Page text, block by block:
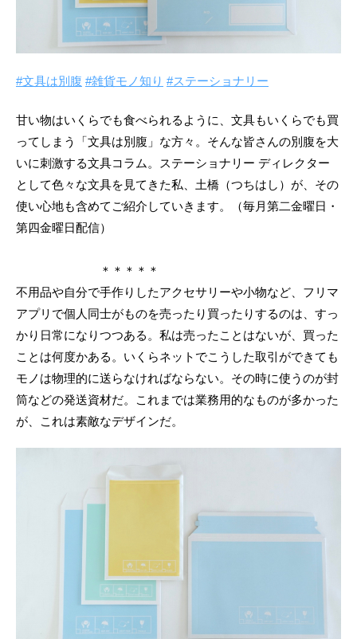
#文具は別腹 #雑貨モノ知り #ステーショナリー
甘い物はいくらでも食べられるように、文具もいくらでも買
ってしまう「文具は別腹」な方々。そんな皆さんの別腹を大
いに刺激する文具コラム。ステーショナリー ディレクター
として色々な文具を見てきた私、土橋（つちはし）が、その
使い心地も含めてご紹介していきます。（毎月第二金曜日・
第四金曜日配信）
＊＊＊＊＊
不用品や自分で手作りしたアクセサリーや小物など、フリマ
アプリで個人同士がものを売ったり買ったりするのは、すっ
かり日常になりつつある。私は売ったことはないが、買った
ことは何度かある。いくらネットでこうした取引ができても
モノは物理的に送らなければならない。その時に使うのが封
筒などの発送資材だ。これまでは業務用的なものが多かった
が、これは素敵なデザインだ。